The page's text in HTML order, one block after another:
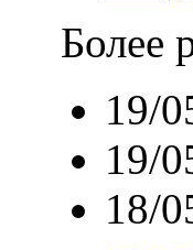
Более
19/
19/
18/